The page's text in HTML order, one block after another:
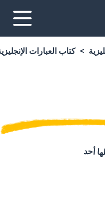
كتاب العبارات
أحد